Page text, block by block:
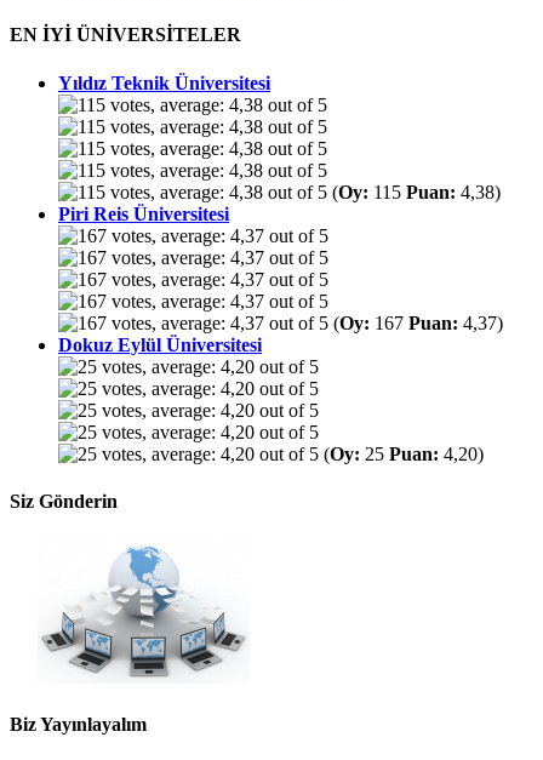
EN İYİ ÜNİVERSİTELER
Yıldız Teknik Üniversitesi
(Oy: 115 Puan: 4,38)
Piri Reis Üniversitesi
(Oy: 167 Puan: 4,37)
Dokuz Eylül Üniversitesi
(Oy: 25 Puan: 4,20)
Siz Gönderin
Biz Yayınlayalım